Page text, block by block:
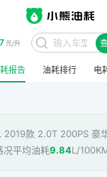
元/升
报告 油耗排行 电
2019款 2.0T 200PS 豪
况平均油耗9.84L/